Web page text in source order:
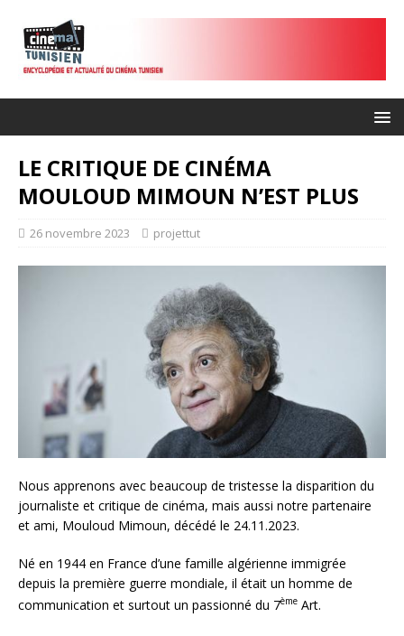
LE CRITIQUE DE CINÉMA
MOULOUD MIMOUN N’EST PLUS
26 novembre 2023 projettut
Nous apprenons avec beaucoup de tristesse la disparition du
journaliste et critique de cinéma, mais aussi notre partenaire
et ami, Mouloud Mimoun, décédé le 24.11.2023.
Né en 1944 en France d’une famille algérienne immigrée
depuis la première guerre mondiale, il était un homme de
communication et surtout un passionné du 7ème Art.